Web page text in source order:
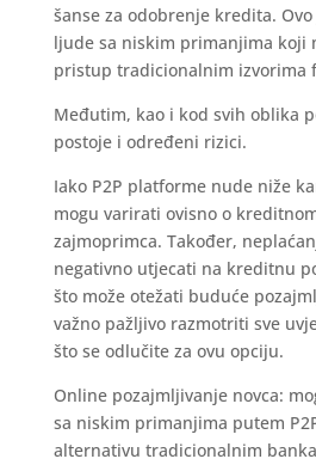
šanse za odobrenje kredita.
ljude sa niskim primanjima koji
pristup tradicionalnim izvorima
Međutim, kao i kod svih oblika
postoje i određeni rizici.
Iako P2P platforme nude niže
mogu varirati ovisno o
zajmoprimca. Također,
negativno utjecati na kreditnu
što može otežati buduće
važno pažljivo razmotriti sve
što se odlučite za ovu opciju.
Online pozajmljivanje novca:
sa niskim primanjima putem
alternativu tradicionalnim